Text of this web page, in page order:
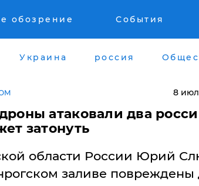
обозрение События
Украина россия
8
атаковали два
затонуть
области России Юрий
заливе повреждены